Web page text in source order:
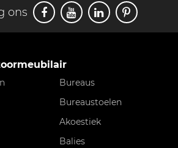
ons
Bureaus
Bureaustoelen
Akoestiek
Balies